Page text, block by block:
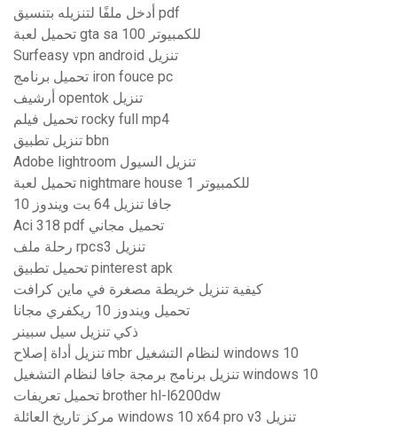
أدخل ملفًا لتنزيله بتنسيق pdf
تحميل لعبة gta sa 100 للكمبيوتر
Surfeasy vpn android تنزيل
تحميل برنامج iron fouce pc
أرشيف opentok تنزيل
تحميل فيلم rocky full mp4
تنزيل تطبيق bbn
Adobe lightroom تنزيل السيول
تحميل لعبة nightmare house 1 للكمبيوتر
جافا تنزيل 64 بت ويندوز 10
Aci 318 pdf تحميل مجاني
رحلة ملف rpcs3 تنزيل
تحميل تطبيق pinterest apk
كيفية تنزيل خريطة مصغرة في ماين كرافت
تحميل ويندوز 10 ريكفري مجانا
ذكي تنزيل سيل سبينر
تنزيل أداة إصلاح mbr لنظام التشغيل windows 10
تنزيل برنامج برمجة جافا لنظام التشغيل windows 10
تحميل تعريفات brother hl-l6200dw
مركز تاريخ العائلة windows 10 x64 pro v3 تنزيل